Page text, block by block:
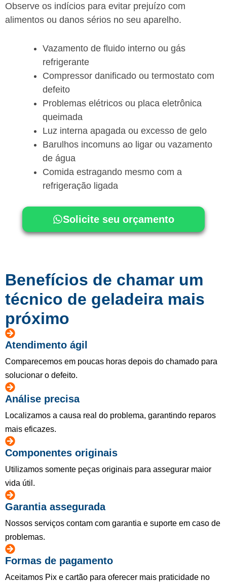
Observe os indícios para evitar prejuízo com
alimentos ou danos sérios no seu aparelho.
Vazamento de fluido interno ou gás
refrigerante
Compressor danificado ou termostato com
defeito
Problemas elétricos ou placa eletrônica
queimada
Luz interna apagada ou excesso de gelo
Barulhos incomuns ao ligar ou vazamento
de água
Comida estragando mesmo com a
refrigeração ligada
Solicite seu orçamento
Benefícios de chamar um
técnico de geladeira mais
próximo
Atendimento ágil
Comparecemos em poucas horas depois do chamado para
solucionar o defeito.
Análise precisa
Localizamos a causa real do problema, garantindo reparos
mais eficazes.
Componentes originais
Utilizamos somente peças originais para assegurar maior
vida útil.
Garantia assegurada
Nossos serviços contam com garantia e suporte em caso de
problemas.
Formas de pagamento
Aceitamos Pix e cartão para oferecer mais praticidade no